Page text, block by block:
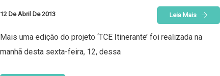
12 De Abril De 2013 Leia Mais
Mais uma edição do projeto ‘TCE Itinerante’ foi realizada na
manhã desta sexta-feira, 12, dessa